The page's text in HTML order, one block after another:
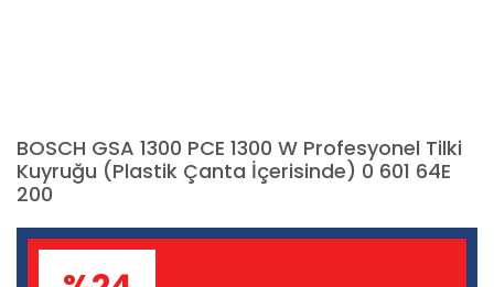
BOSCH GSA 1300 PCE 1300 W Profesyonel Tilki
Kuyruğu (Plastik Çanta İçerisinde) 0 601 64E
200